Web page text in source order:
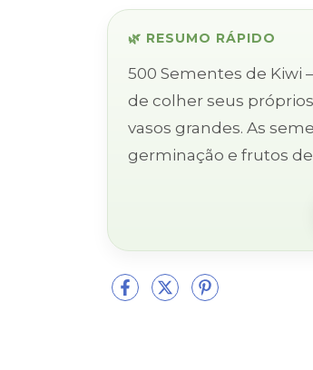
🌿 RESUMO RÁPIDO
500 Sementes de Kiwi –
de colher seus
vasos grandes. As
germinação e frutos